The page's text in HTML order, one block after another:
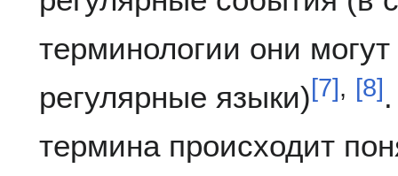
терминологии они
регулярные языки)[7], [8]
термина происходит